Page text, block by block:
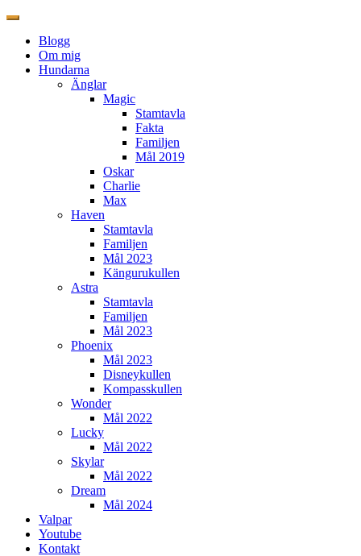
Blogg
Om mig
Hundarna
Änglar
Magic
Stamtavla
Fakta
Familjen
Mål 2019
Oskar
Charlie
Max
Haven
Stamtavla
Familjen
Mål 2023
Kängurukullen
Astra
Stamtavla
Familjen
Mål 2023
Phoenix
Mål 2023
Disneykullen
Kompasskullen
Wonder
Mål 2022
Lucky
Mål 2022
Skylar
Mål 2022
Dream
Mål 2024
Valpar
Youtube
Kontakt